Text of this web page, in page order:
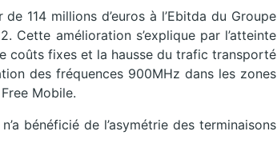
114 millions d’euros à l’Ebitda du Groupe
Cette amélioration s’explique par l’atteinte
coûts fixes et la hausse du trafic transporté
des fréquences 900MHz dans les zones
Mobile.
bénéficié de l’asymétrie des terminaisons